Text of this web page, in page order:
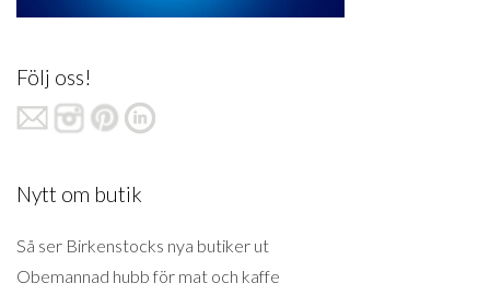
Följ oss!
Nytt om butik
Så ser Birkenstocks nya butiker ut
Obemannad hubb för mat och kaffe